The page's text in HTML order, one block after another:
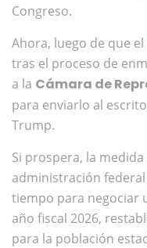
Congreso.
Ahora, luego de que
tras el proceso de
a la Cámara de
para enviarlo al
Trump.
Si prospera, la
administración
tiempo para negociar
año fiscal 2026,
para la población